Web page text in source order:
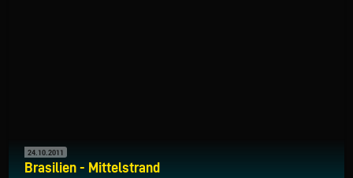
24.10.2011
Brasilien - Mittelstrand